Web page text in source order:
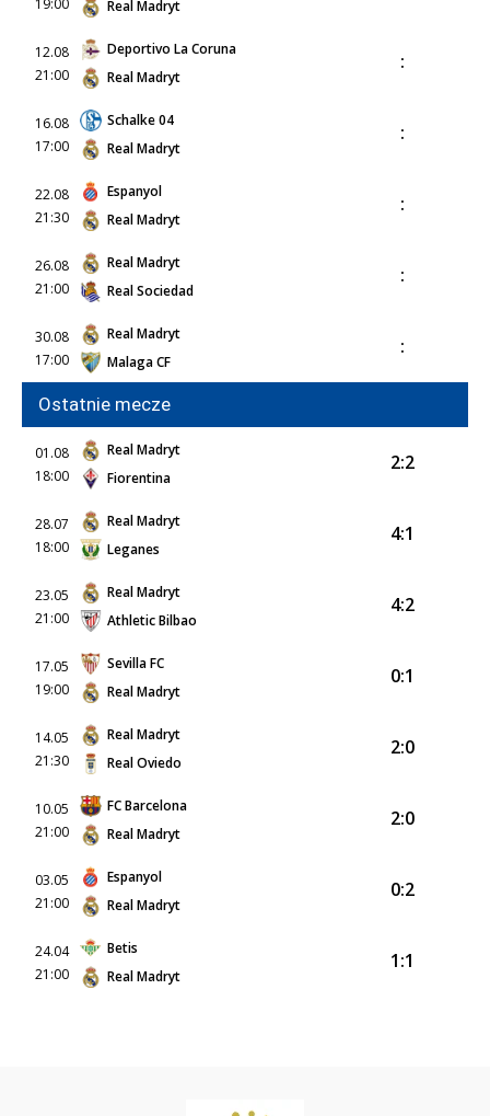
19:00
Real Madryt
12.08
21:00
Deportivo La Coruna
Real Madryt
:
16.08
17:00
Schalke 04
Real Madryt
:
22.08
21:30
Espanyol
Real Madryt
:
26.08
21:00
Real Madryt
Real Sociedad
:
30.08
17:00
Real Madryt
Malaga CF
:
Ostatnie mecze
01.08
18:00
Real Madryt
Fiorentina
2:2
28.07
18:00
Real Madryt
Leganes
4:1
23.05
21:00
Real Madryt
Athletic Bilbao
4:2
17.05
19:00
Sevilla FC
Real Madryt
0:1
14.05
21:30
Real Madryt
Real Oviedo
2:0
10.05
21:00
FC Barcelona
Real Madryt
2:0
03.05
21:00
Espanyol
Real Madryt
0:2
24.04
21:00
Betis
Real Madryt
1:1